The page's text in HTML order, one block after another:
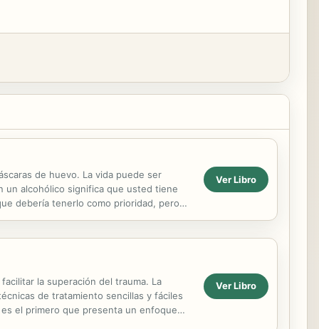
de huevo. La vida puede ser
un alcohólico significa que usted tiene
debería tenerlo como prioridad, pero
Ver Libro
la superación del trauma. La
de tratamiento sencillas y fáciles
el primero que presenta un enfoque
Ver Libro